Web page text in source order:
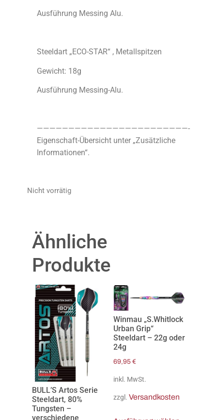
Ausführung Messing Alu.
Steeldart „ECO-STAR“ , Metallspitzen
Gewicht: 18g
Ausführung Messing-Alu.
————————————————————————-
Eigenschaft-Übersicht unter „Zusätzliche
Informationen“.
Nicht vorrätig
Ähnliche
Produkte
BULL’S Artos Serie
Steeldart, 80%
Tungsten –
verschiedene
Winmau „S.Whitlock
Urban Grip“
Steeldart – 22g oder
24g
69,95 €
inkl. MwSt.
zzgl. Versandkosten